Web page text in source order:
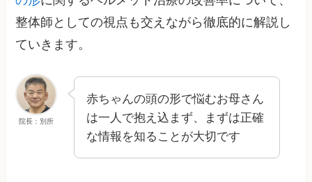
整体師としての視点も交えながら徹底的に解説し
ていきます。
院長：別所
赤ちゃんの頭の形で悩むお母さん
は一人で抱え込まず、まずは正確
な情報を知ることが大切です